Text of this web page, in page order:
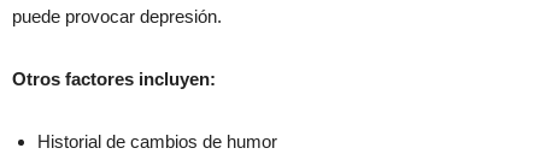
puede provocar depresión.
Otros factores incluyen:
Historial de cambios de humor